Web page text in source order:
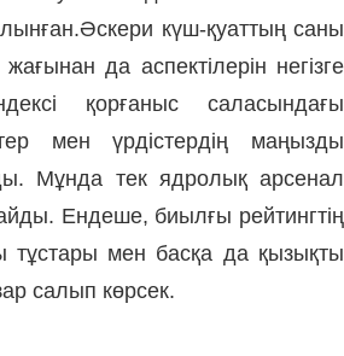
Әскери күш-қуаттың саны
да аспекті­лерін негізге
қорғаныс саласындағы
мен үрдістердің ма­ңызды
Мұнда тек ядролық арсенал
Ендеше, биыл­ғы рейтингтің
тұстары мен басқа да қы­зықты
са­лып көрсек.